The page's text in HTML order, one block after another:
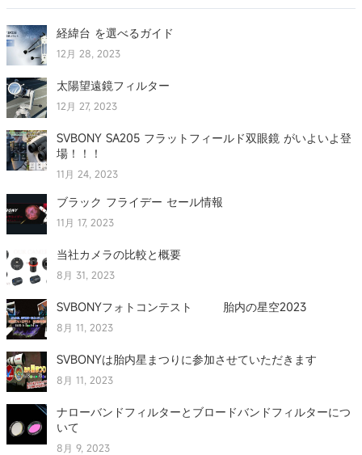
経緯台 を選べるガイド
12月 28, 2023
太陽望遠鏡フィルター
12月 27, 2023
SVBONY SA205 フラットフィールド双眼鏡 がいよいよ登
場！！！
11月 24, 2023
ブラック フライデー セール情報
11月 17, 2023
当社カメラの比較と概要
8月 31, 2023
SVBONYフォトコンテスト 胎内の星空2023
8月 11, 2023
SVBONYは胎内星まつりに参加させていただきます
8月 11, 2023
ナローバンドフィルターとブロードバンドフィルターにつ
いて
8月 9, 2023